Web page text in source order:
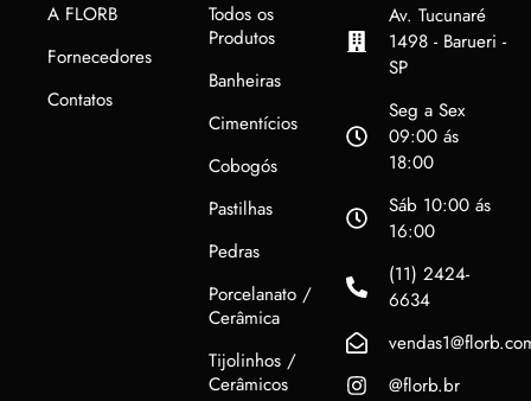
A FLORB
Fornecedores
Contatos
Todos os
Produtos
Banheiras
Cimentícios
Cobogós
Pastilhas
Pedras
Porcelanato /
Cerâmica
Tijolinhos /
Cerâmicos
Av. Tucunaré
1498 - Barueri -
SP
Seg a Sex
09:00 ás
18:00
Sáb 10:00 ás
16:00
(11) 2424-
6634
@florb.br